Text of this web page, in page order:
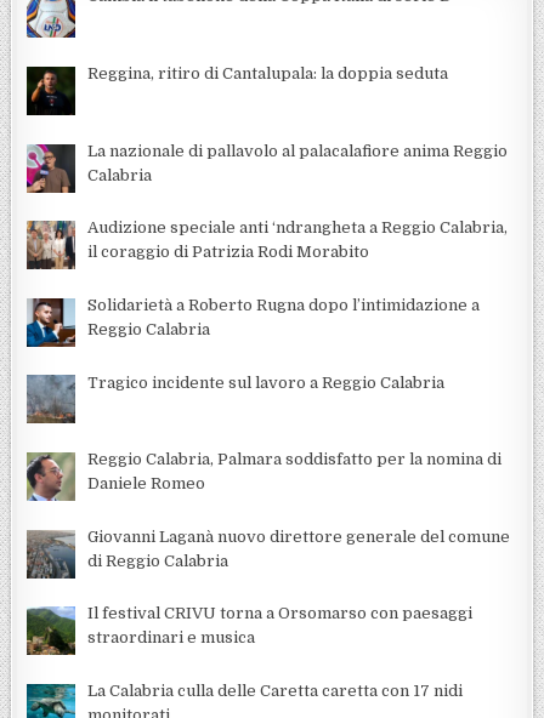
Reggina, ritiro di Cantalupala: la doppia seduta
La nazionale di pallavolo al palacalafiore anima Reggio
Calabria
Audizione speciale anti ‘ndrangheta a Reggio Calabria,
il coraggio di Patrizia Rodi Morabito
Solidarietà a Roberto Rugna dopo l’intimidazione a
Reggio Calabria
Tragico incidente sul lavoro a Reggio Calabria
Reggio Calabria, Palmara soddisfatto per la nomina di
Daniele Romeo
Giovanni Laganà nuovo direttore generale del comune
di Reggio Calabria
Il festival CRIVU torna a Orsomarso con paesaggi
straordinari e musica
La Calabria culla delle Caretta caretta con 17 nidi